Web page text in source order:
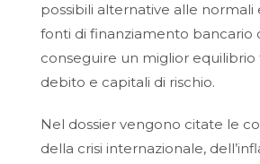
possibili alternative alle normali
fonti di finanziamento bancario
conseguire un miglior equilibrio
debito e capitali di rischio.
Nel dossier vengono citate le
della crisi internazionale,